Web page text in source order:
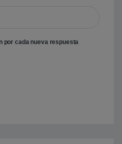
por cada nueva respuesta